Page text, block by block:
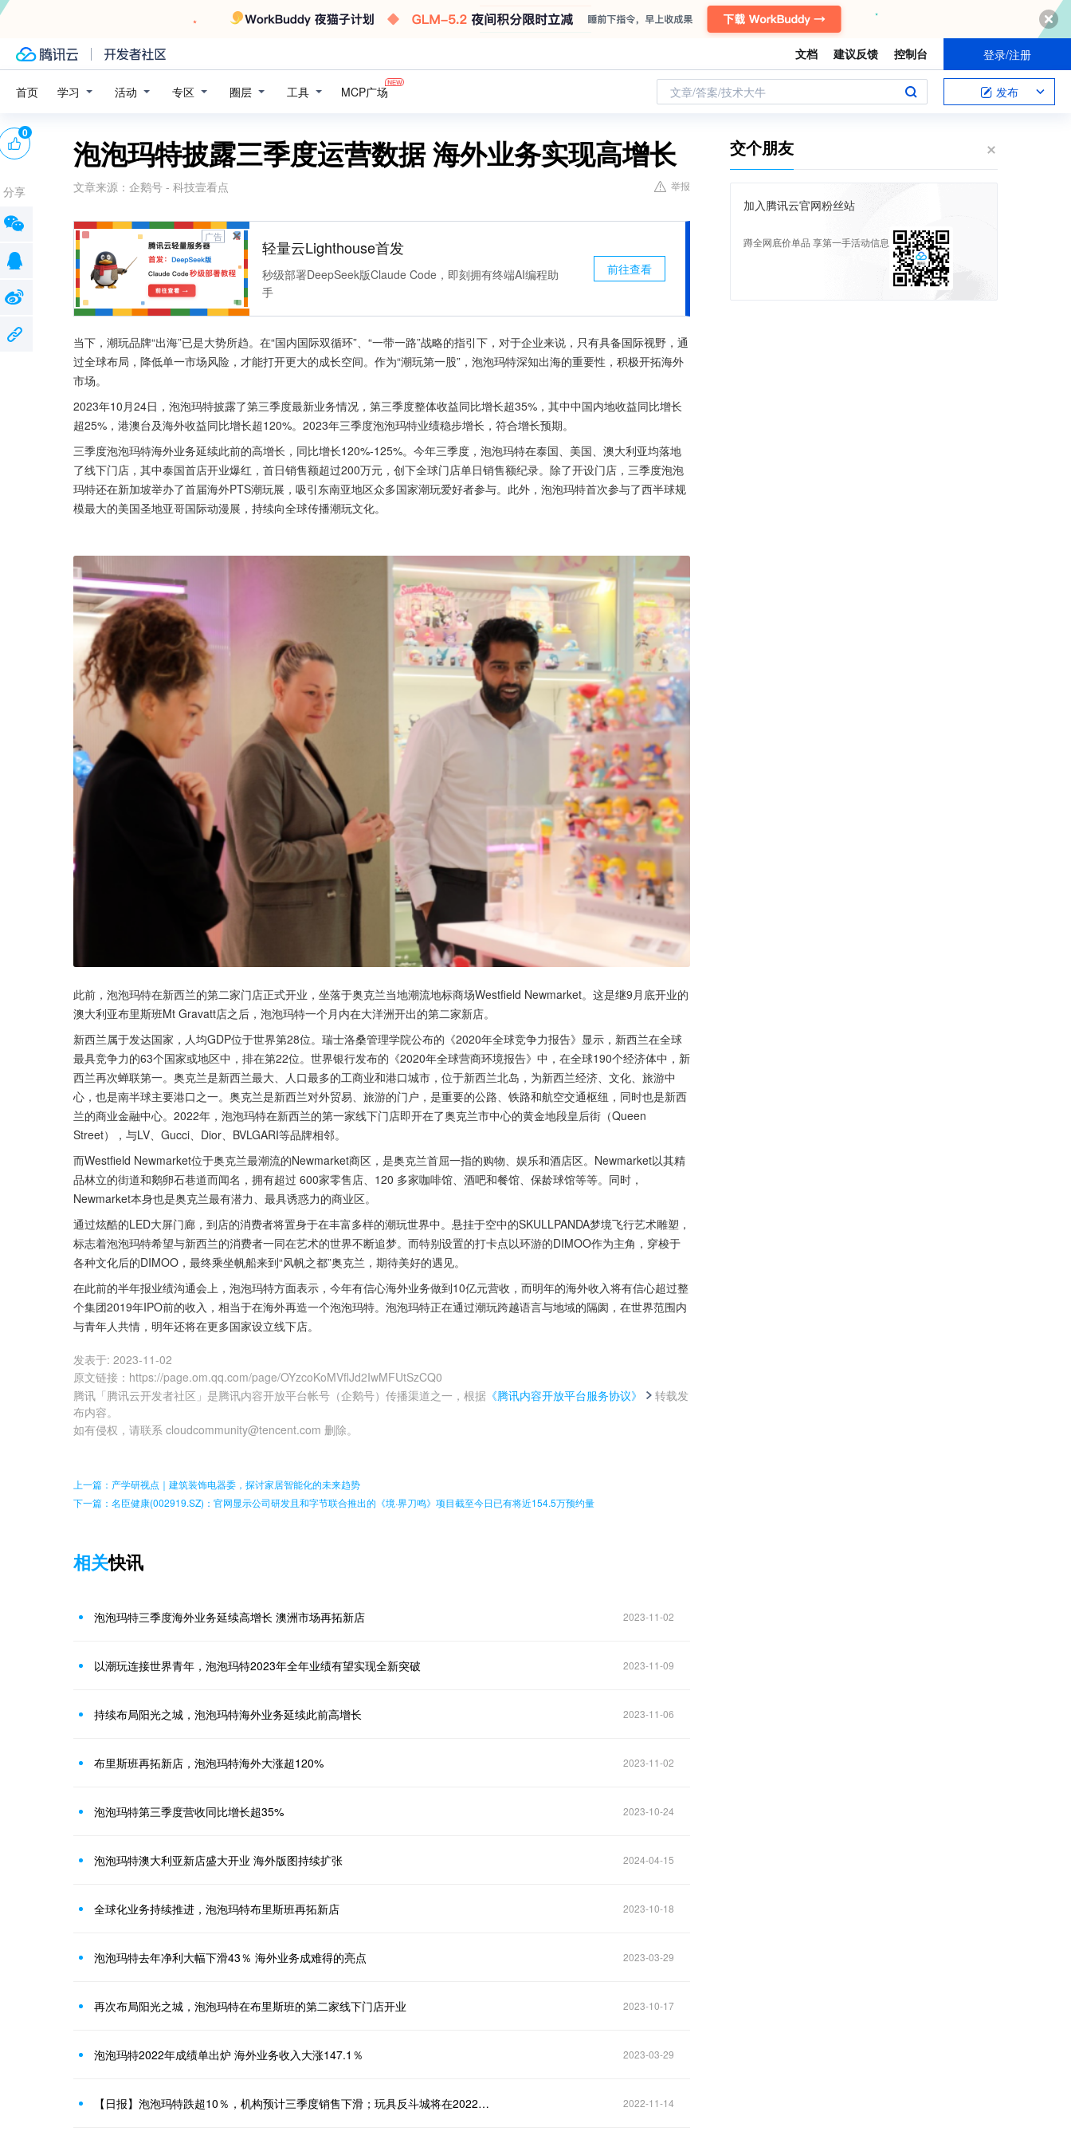
文档 建议反馈 控制台 登录/注册
首页 学习 活动 专区 圈层 工具 MCP广场 文章/答案/技术大牛 发布
泡泡玛特披露三季度运营数据 海外业务实现高增长
文章来源： 企鹅号 - 科技壹看点 举报
广告
轻量云Lighthouse首发
秒级部署DeepSeek版Claude Code，即刻拥有终端AI编程助
手
前往查看
当下，潮玩品牌“出海”已是大势所趋。在“国内国际双循环”、“一带一路”战略的指引下，对于企业来说，只有具备国际视野，通
过全球布局，降低单一市场风险，才能打开更大的成长空间。作为“潮玩第一股”，泡泡玛特深知出海的重要性，积极开拓海外
市场。
2023年10月24日，泡泡玛特披露了第三季度最新业务情况，第三季度整体收益同比增长超35%，其中中国内地收益同比增长
超25%，港澳台及海外收益同比增长超120%。2023年三季度泡泡玛特业绩稳步增长，符合增长预期。
三季度泡泡玛特海外业务延续此前的高增长，同比增长120%-125%。今年三季度，泡泡玛特在泰国、美国、澳大利亚均落地
了线下门店，其中泰国首店开业爆红，首日销售额超过200万元，创下全球门店单日销售额纪录。除了开设门店，三季度泡泡
玛特还在新加坡举办了首届海外PTS潮玩展，吸引东南亚地区众多国家潮玩爱好者参与。此外，泡泡玛特首次参与了西半球规
模最大的美国圣地亚哥国际动漫展，持续向全球传播潮玩文化。
此前，泡泡玛特在新西兰的第二家门店正式开业，坐落于奥克兰当地潮流地标商场Westfield Newmarket。这是继9月底开业的
澳大利亚布里斯班Mt Gravatt店之后，泡泡玛特一个月内在大洋洲开出的第二家新店。
新西兰属于发达国家，人均GDP位于世界第28位。瑞士洛桑管理学院公布的《2020年全球竞争力报告》显示，新西兰在全球
最具竞争力的63个国家或地区中，排在第22位。世界银行发布的《2020年全球营商环境报告》中，在全球190个经济体中，新
西兰再次蝉联第一。奥克兰是新西兰最大、人口最多的工商业和港口城市，位于新西兰北岛，为新西兰经济、文化、旅游中
心，也是南半球主要港口之一。奥克兰是新西兰对外贸易、旅游的门户，是重要的公路、铁路和航空交通枢纽，同时也是新西
兰的商业金融中心。2022年，泡泡玛特在新西兰的第一家线下门店即开在了奥克兰市中心的黄金地段皇后街（Queen
Street），与LV、Gucci、Dior、BVLGARI等品牌相邻。
而Westfield Newmarket位于奥克兰最潮流的Newmarket商区，是奥克兰首屈一指的购物、娱乐和酒店区。Newmarket以其精
品林立的街道和鹅卵石巷道而闻名，拥有超过 600家零售店、120 多家咖啡馆、酒吧和餐馆、保龄球馆等等。同时，
Newmarket本身也是奥克兰最有潜力、最具诱惑力的商业区。
通过炫酷的LED大屏门廊，到店的消费者将置身于在丰富多样的潮玩世界中。悬挂于空中的SKULLPANDA梦境飞行艺术雕塑，
标志着泡泡玛特希望与新西兰的消费者一同在艺术的世界不断追梦。而特别设置的打卡点以环游的DIMOO作为主角，穿梭于
各种文化后的DIMOO，最终乘坐帆船来到“风帆之都”奥克兰，期待美好的遇见。
在此前的半年报业绩沟通会上，泡泡玛特方面表示，今年有信心海外业务做到10亿元营收，而明年的海外收入将有信心超过整
个集团2019年IPO前的收入，相当于在海外再造一个泡泡玛特。泡泡玛特正在通过潮玩跨越语言与地域的隔阂，在世界范围内
与青年人共情，明年还将在更多国家设立线下店。
发表于: 2023-11-02
原文链接 ： https://page.om.qq.com/page/OYzcoKoMVflJd2IwMFUtSzCQ0
腾讯「腾讯云开发者社区」是腾讯内容开放平台帐号（企鹅号）传播渠道之一，根据 《腾讯内容开放平台服务协议》
转载发
布内容。
如有侵权，请联系 cloudcommunity@tencent.com 删除。
0
分享
上一篇：产学研视点｜建筑装饰电器委，探讨家居智能化的未来趋势
下一篇：名臣健康(002919.SZ)：官网显示公司研发且和字节联合推出的《境·界刀鸣》项目截至今日已有将近154.5万预约量
相关快讯
泡泡玛特三季度海外业务延续高增长 澳洲市场再拓新店 2023-11-02
以潮玩连接世界青年，泡泡玛特2023年全年业绩有望实现全新突破 2023-11-09
持续布局阳光之城，泡泡玛特海外业务延续此前高增长 2023-11-06
布里斯班再拓新店，泡泡玛特海外大涨超120% 2023-11-02
泡泡玛特第三季度营收同比增长超35% 2023-10-24
泡泡玛特澳大利亚新店盛大开业 海外版图持续扩张 2024-04-15
全球化业务持续推进，泡泡玛特布里斯班再拓新店 2023-10-18
泡泡玛特去年净利大幅下滑43％ 海外业务成难得的亮点 2023-03-29
再次布局阳光之城，泡泡玛特在布里斯班的第二家线下门店开业 2023-10-17
泡泡玛特2022年成绩单出炉 海外业务收入大涨147.1％ 2023-03-29
【日报】泡泡玛特跌超10％，机构预计三季度销售下滑；玩具反斗城将在2022年圣诞节重返英国 2022-11-14
交个朋友
加入腾讯云官网粉丝站
蹲全网底价单品 享第一手活动信息